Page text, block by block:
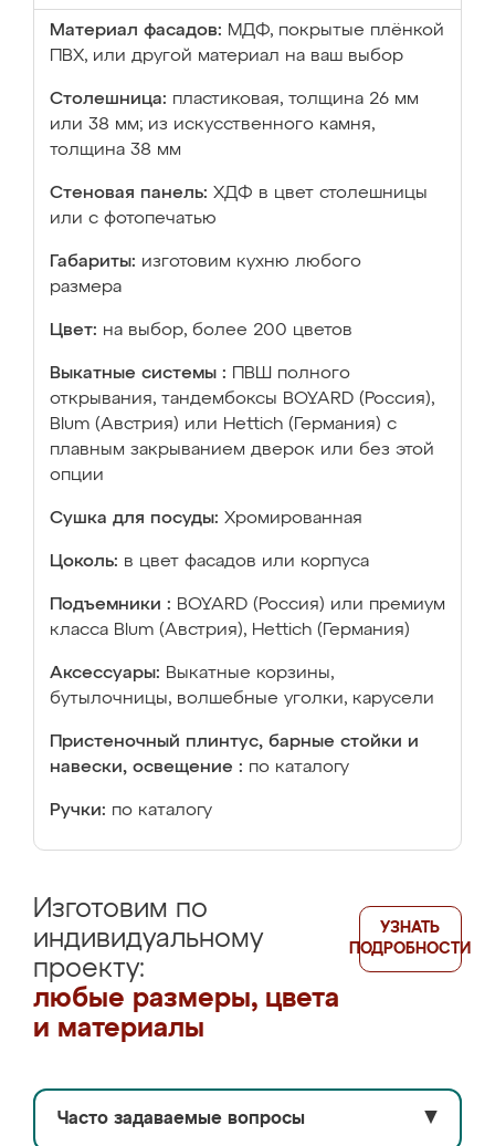
Материал фасадов: МДФ, покрытые плёнкой
ПВХ, или другой материал на ваш выбор
Столешница: пластиковая, толщина 26 мм
или 38 мм; из искусственного камня,
толщина 38 мм
Стеновая панель: ХДФ в цвет столешницы
или с фотопечатью
Габариты: изготовим кухню любого
размера
Цвет: на выбор, более 200 цветов
Выкатные системы :
ПВШ полного
открывания, тандембоксы BOYARD (Россия),
Blum (Австрия) или Hettich (Германия) с
плавным закрыванием дверок или без этой
опции
Сушка для посуды: Хромированная
Цоколь: в цвет фасадов или корпуса
Подъемники : BOYARD (Россия) или премиум
класса Blum (Австрия), Hettich (Германия)
Аксессуары: Выкатные корзины,
бутылочницы, волшебные уголки, карусели
Пристеночный плинтус, барные стойки и
навески, освещение : по каталогу
Ручки: по каталогу
Изготовим по
индивидуальному
проекту:
любые размеры, цвета
и материалы
УЗНАТЬ
ПОДРОБНОСТИ
Часто задаваемые вопросы ▼